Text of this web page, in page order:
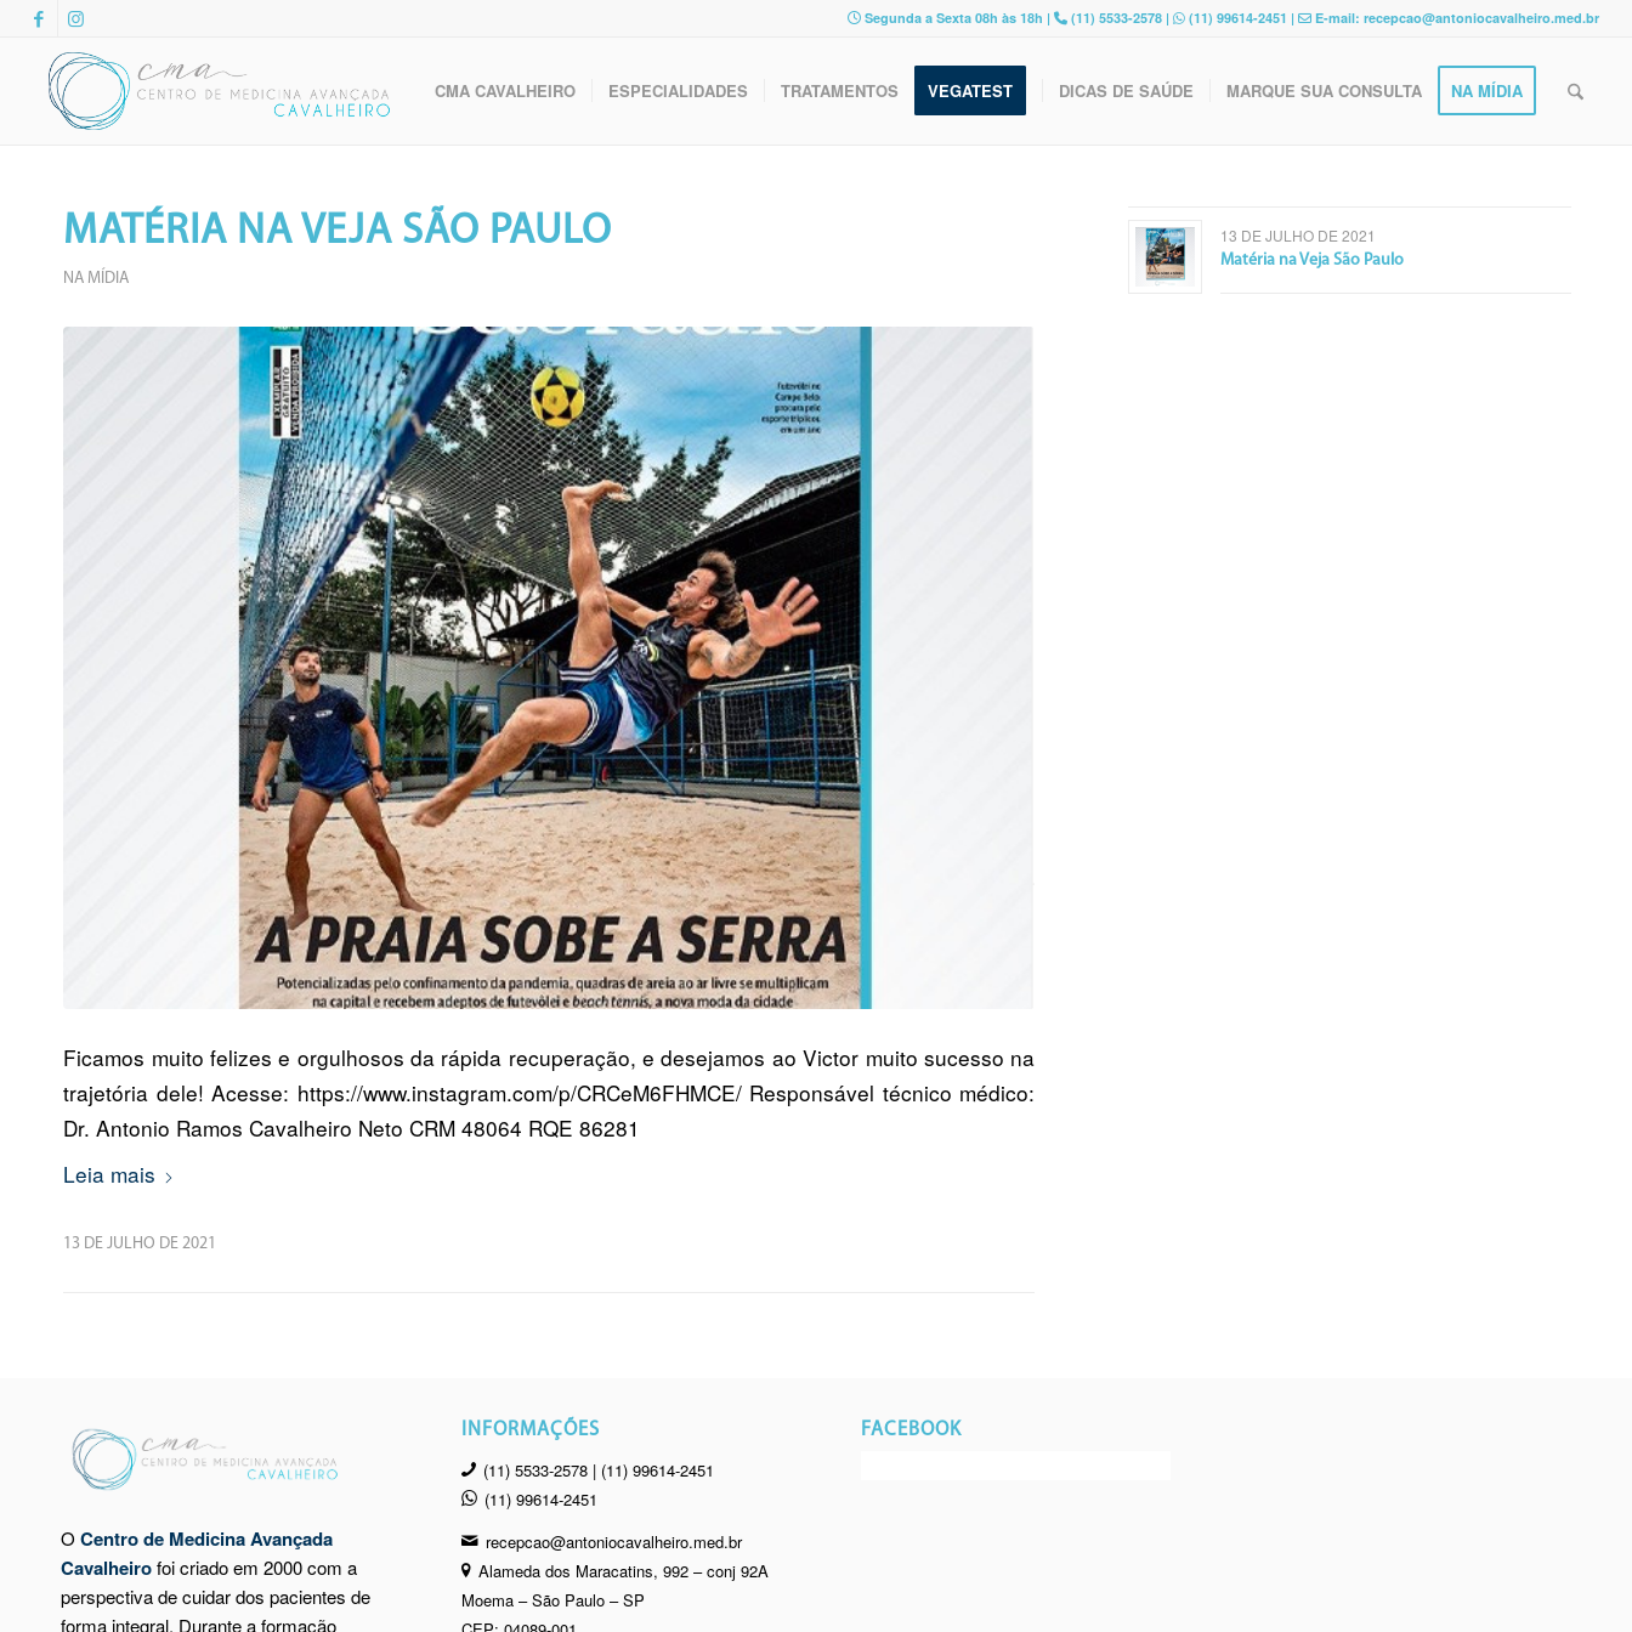
Segunda a Sexta 08h às 18h | (11) 5533-2578 | (11) 99614-2451 | E-mail: recepcao@antoniocavalheiro.med.br
CMA CAVALHEIRO ESPECIALIDADES TRATAMENTOS VEGATEST DICAS DE SAÚDE MARQUE SUA CONSULTA NA MÍDIA
MATÉRIA NA VEJA SÃO PAULO
NA MÍDIA
Ficamos muito felizes e orgulhosos da rápida recuperação, e desejamos ao Victor muito sucesso na
trajetória dele! Acesse: https://www.instagram.com/p/CRCeM6FHMCE/ Responsável técnico médico:
Dr. Antonio Ramos Cavalheiro Neto CRM 48064 RQE 86281
Leia mais
13 DE JULHO DE 2021
13 DE JULHO DE 2021
Matéria na Veja São Paulo
O Centro de Medicina Avançada
Cavalheirofoi criado em 2000 com a
perspectiva de cuidar dos pacientes de
forma integral. Durante a formação
INFORMAÇÕES
(11) 5533-2578 | (11) 99614-2451
(11) 99614-2451
recepcao@antoniocavalheiro.med.br
Alameda dos Maracatins, 992 – conj 92A
Moema – São Paulo – SP
FACEBOOK